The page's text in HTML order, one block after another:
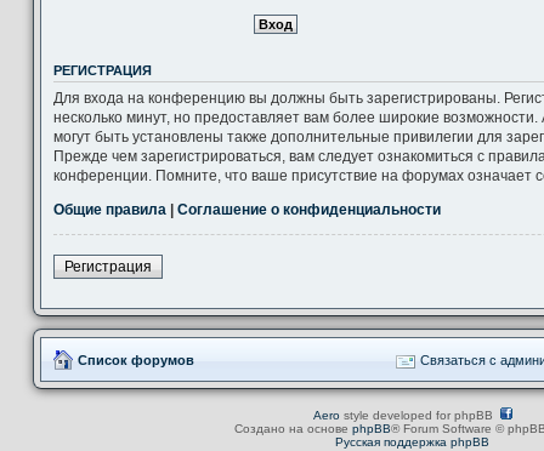
РЕГИСТРАЦИЯ
Для входа на конференцию вы должны быть зарегистрированы.
несколько минут, но предоставляет вам более широкие
могут быть установлены также дополнительные привилегии для
Прежде чем зарегистрироваться, вам следует ознакомиться с
конференции. Помните, что ваше присутствие на форумах означает
Общие правила
Соглашение о конфиденциальности
Регистрация
Список форумов Связаться с
Aerostyle developed for phpBB
Создано на основе phpBB® Forum Software ©
Русская поддержка phpBB